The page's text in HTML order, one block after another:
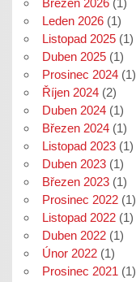
Leden 2026(1)
Listopad 2025(1)
Duben 2025(1)
Prosinec 2024(1)
Říjen 2024(2)
Duben 2024(1)
Březen 2024(1)
Listopad 2023(1)
Duben 2023(1)
Březen 2023(1)
Prosinec 2022(1)
Listopad 2022(1)
Duben 2022(1)
Únor 2022(1)
Prosinec 2021 (1)